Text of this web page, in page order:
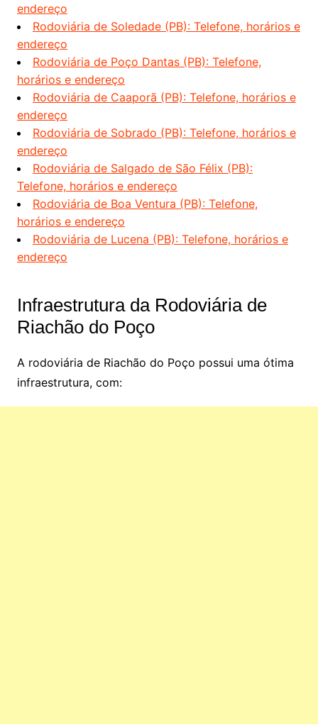
endereço
Rodoviária de Soledade (PB): Telefone, horários e
endereço
Rodoviária de Poço Dantas (PB): Telefone,
horários e endereço
Rodoviária de Caaporã (PB): Telefone, horários e
endereço
Rodoviária de Sobrado (PB): Telefone, horários e
endereço
Rodoviária de Salgado de São Félix (PB):
Telefone, horários e endereço
Rodoviária de Boa Ventura (PB): Telefone,
horários e endereço
Rodoviária de Lucena (PB): Telefone, horários e
endereço
Infraestrutura da Rodoviária de
Riachão do Poço
A rodoviária de Riachão do Poço possui uma ótima
infraestrutura, com: